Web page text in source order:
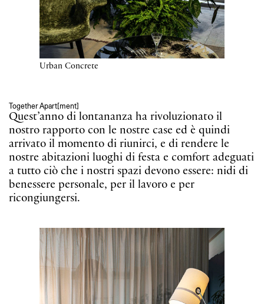
Urban Concrete
Together Apart[ment]
Quest’anno di lontananza ha rivoluzionato il
nostro rapporto con le nostre case ed è quindi
arrivato il momento di riunirci, e di rendere le
nostre abitazioni luoghi di festa e comfort adeguati
a tutto ciò che i nostri spazi devono essere: nidi di
benessere personale, per il lavoro e per
ricongiungersi.